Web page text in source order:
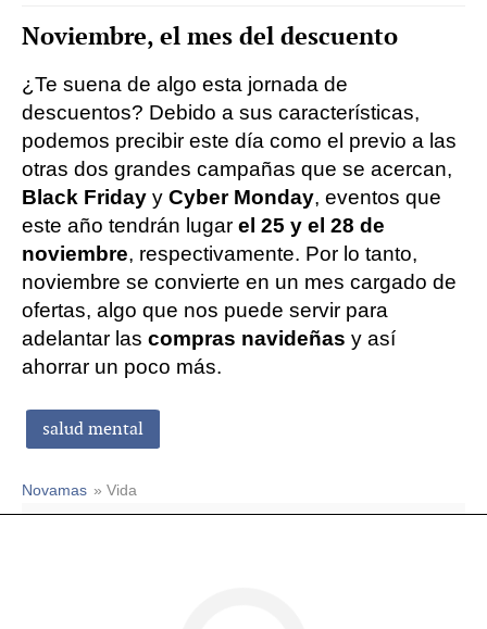
Noviembre, el mes del descuento
¿Te suena de algo esta jornada de
descuentos? Debido a sus características,
podemos precibir este día como el previo a las
otras dos grandes campañas que se acercan,
Black Friday y Cyber Monday, eventos que
este año tendrán lugar el 25 y el 28 de
noviembre, respectivamente. Por lo tanto,
noviembre se convierte en un mes cargado de
ofertas, algo que nos puede servir para
adelantar las compras navideñas y así
ahorrar un poco más.
salud mental
Novamas » Vida